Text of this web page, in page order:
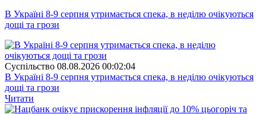
В Україні 8-9 серпня утримається спека, в неділю очікуються
дощі та грози
Суспiльство 08.08.2026 00:02:04
В Україні 8-9 серпня утримається спека, в неділю очікуються
дощі та грози
Читати